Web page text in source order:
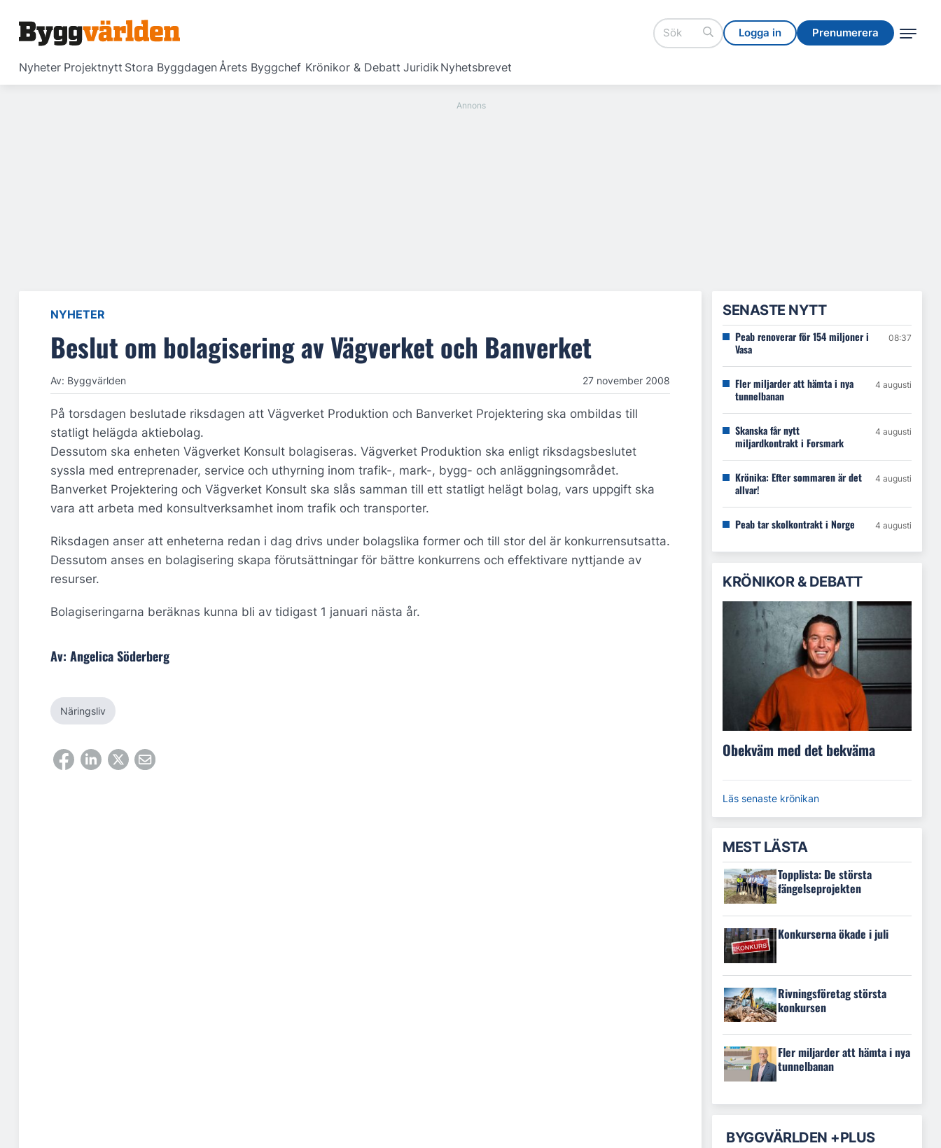
Logga in Prenumerera
Nyheter Projektnytt Stora ByggdagenÅrets Byggchef Krönikor & Debatt JuridikNyhetsbrevet
Logga in Prenumerera
NYHETER
Beslut om bolagisering av Vägverket och Banverket
Av: Byggvärlden 27 november 2008
På torsdagen beslutade riksdagen att Vägverket Produktion och Banverket Projektering ska ombildas till
statligt helägda aktiebolag.
Dessutom ska enheten Vägverket Konsult bolagiseras. Vägverket Produktion ska enligt riksdagsbeslutet
syssla med entreprenader, service och uthyrning inom trafik-, mark-, bygg- och anläggningsområdet.
Banverket Projektering och Vägverket Konsult ska slås samman till ett statligt helägt bolag, vars uppgift ska
vara att arbeta med konsultverksamhet inom trafik och transporter.
Riksdagen anser att enheterna redan i dag drivs under bolagslika former och till stor del är konkurrensutsatta.
Dessutom anses en bolagisering skapa förutsättningar för bättre konkurrens och effektivare nyttjande av
resurser.
Bolagiseringarna beräknas kunna bli av tidigast 1 januari nästa år.
Av: Angelica Söderberg
Näringsliv
SENASTE NYTT
Peab renoverar för 154 miljoner i
Vasa
08:37
Fler miljarder att hämta i nya
tunnelbanan
4 augusti
Skanska får nytt
miljardkontrakt i Forsmark
4 augusti
Krönika: Efter sommaren är det
allvar!
4 augusti
Peab tar skolkontrakt i Norge 4 augusti
KRÖNIKOR & DEBATT
Obekväm med det bekväma
Läs senaste krönikan
MEST LÄSTA
Topplista: De största
fängelseprojekten
Konkurserna ökade i juli
Rivningsföretag största
konkursen
Fler miljarder att hämta i nya
tunnelbanan
BYGGVÄRLDEN +PLUS